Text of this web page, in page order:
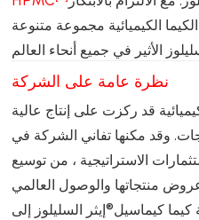
الكيميائية مجموعة متنوعة
نظرة عامة على الشركة
قد ركزت على إنتاج عالية
وقد مكنها تفاني الشركة في
الاستراتيجية ، من توسيع
كيماسيل®إيثر السليلوز إلى